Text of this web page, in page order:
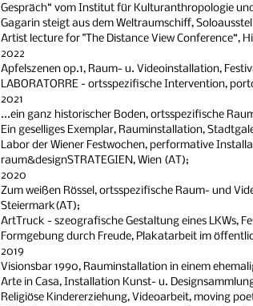
Gespräch“ vom Institut für Kulturanthropologie
Gagarin steigt aus dem Weltraumschiff,
Artist lecture for "The Distance View Conference“,
2022
Apfelszenen op.1, Raum- u. Videoinstallation,
LABORATORRE - ortsspezifische Intervention,
2021
...ein ganz historischer Boden, ortsspezifische
Ein geselliges Exemplar, Rauminstallation,
Labor der Wiener Festwochen, performative
raum&designSTRATEGIEN, Wien (AT);
2020
Zum weißen Rössel, ortsspezifische Raum- und
Steiermark(AT);
ArtTruck - szeografische Gestaltung eines LKWs,
Formgebung durch Freude, Plakatarbeit im
2019
Visionsbar 1990, Rauminstallation in einem
Arte in Casa, Installation Kunst- u.
Religiöse Kindererziehung, Videoarbeit, moving